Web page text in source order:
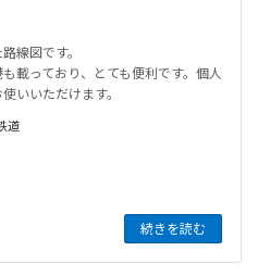
線図です。
載っており、とても便利です。個人
いいただけます。
道
続きを読む